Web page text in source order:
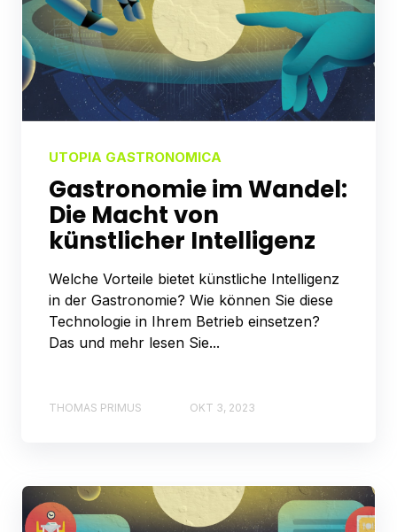
UTOPIA GASTRONOMICA
Gastronomie im Wandel:
Die Macht von
künstlicher Intelligenz
Welche Vorteile bietet künstliche Intelligenz
in der Gastronomie? Wie können Sie diese
Technologie in Ihrem Betrieb einsetzen?
Das und mehr lesen Sie...
THOMAS PRIMUS OKT 3, 2023